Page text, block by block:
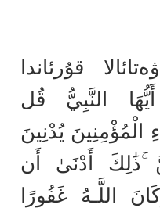
قۇرئاندا
النَّبِيُّ قُل
الْمُؤْمِنِينَ يُدْنِينَ
ۚذَٰلِكَ أَدْنَىٰ أَن
اللَّـهُ غَفُورًا